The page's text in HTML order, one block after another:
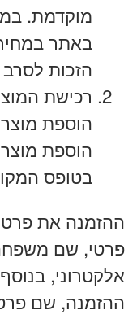
מוקדמת.
באתר
הזכות
רכישת
הוספת
הוספת
בטופס
ההזמנה את
פרטי, שם
אלקטרוני,
ההזמנה, שם